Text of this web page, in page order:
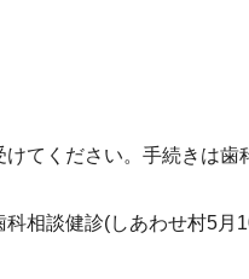
てください。手続きは歯
相談健診(しあわせ村5月